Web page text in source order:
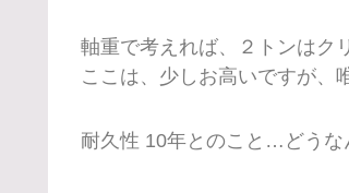
軸重で考えれば、２トンはク
ここは、少しお高いですが、
耐久性 10年とのこと…どうな